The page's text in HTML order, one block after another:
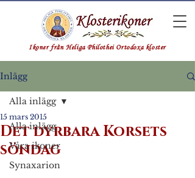
Ikoner från Heliga Philothei Ortodoxa kloster
Inlägg
Alla inlägg
Våra ikoner
Synaxarion
Alla inlägg
Det dyrbara Korsets
söndag
15 mars 2015